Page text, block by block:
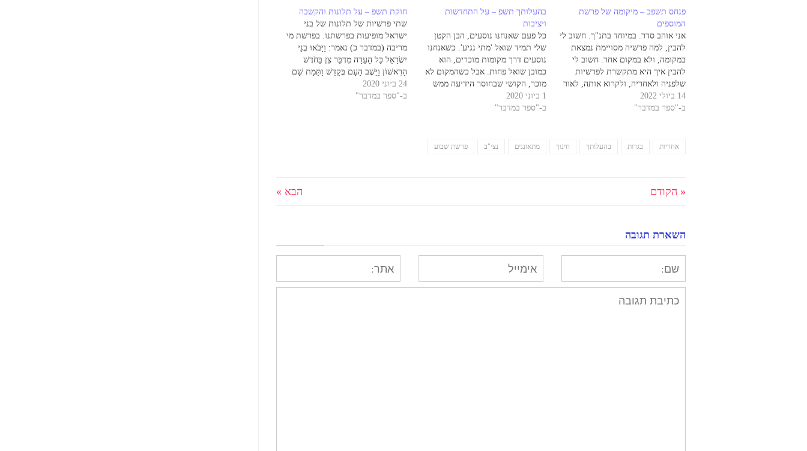
פנחס תשפב – מיקומה של פרשת
המוספים
אני אוהב סדר. במיוחד בתנ"ך. חשוב לי
להבין, למה פרשיה מסויימת נמצאת
במקומה, ולא במקום אחר. חשוב לי
להבין איך היא מתקשרת לפרשיות
שלפניה ולאחריה, ולקרוא אותה, לאור
המקום שלה בתוך הספר כולו. מסיבה
זו, ניסיתי לעמוד על פרשת המוספים
14 ביולי 2022
ב-"ספר במדבר"
בהעלותך תשפ – על התחדשות
ויציבות
כל פעם שאנחנו נוסעים, הבן הקטן
שלי תמיד שואל 'מתי נגיע'. כשאנחנו
נוסעים דרך מקומות מוכרים, הוא
כמובן שואל פחות. אבל כשהמקום לא
מוכר, הקושי שבחוסר הידיעה ממש
מציק לו. אני חושב, שבמובן מסויים, זו
היתה החוויה של בני ישראל במדבר:
1 ביוני 2020
ב-"ספר במדבר"
חוקת תשפ – על תלונות והקשבה
שתי פרשיות של תלונות של בני
ישראל מופיעות בפרשתנו. בפרשת מי
מריבה (במדבר כ) נאמר: וַיָּבֹאוּ בְנֵי
יִשְׂרָאֵל כָּל הָעֵדָה מִדְבַּר צִן בַּחֹדֶשׁ
הָרִאשׁוֹן וַיֵּשֶׁב הָעָם בְּקָדֵשׁ וַתָּמָת שָׁם
מִרְיָם וַתִּקָּבֵר שָׁם: וְלֹא הָיָה מַיִם לָעֵדָה
וַיִּקָּהֲלוּ עַל מֹשֶׁה וְעַל אַהֲרֹן: וַיָּרֶב הָעָם
24 ביוני 2020
ב-"ספר במדבר"
אחריות בגרות בהעלותך חינוך מתאוננים נצי"ב פרשת שבוע
« הקודם הבא »
השארת תגובה